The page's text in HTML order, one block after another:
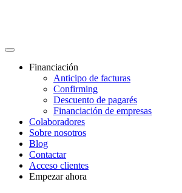
Financiación
Anticipo de facturas
Confirming
Descuento de pagarés
Financiación de empresas
Colaboradores
Sobre nosotros
Blog
Contactar
Acceso clientes
Empezar ahora